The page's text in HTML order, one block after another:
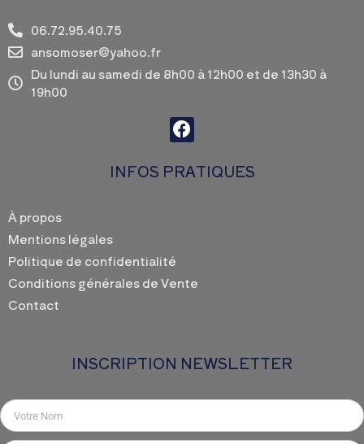
06.72.95.40.75
ansomoser@yahoo.fr
Du lundi au samedi de 8h00 à 12h00 et de 13h30 à
19h00
F
a
c
e
INFOS PRATIQUES
À propos
Mentions légales
Politique de confidentialité
Conditions générales de Vente
Contact
INSCRIPTION NEWSLETTER
Nom